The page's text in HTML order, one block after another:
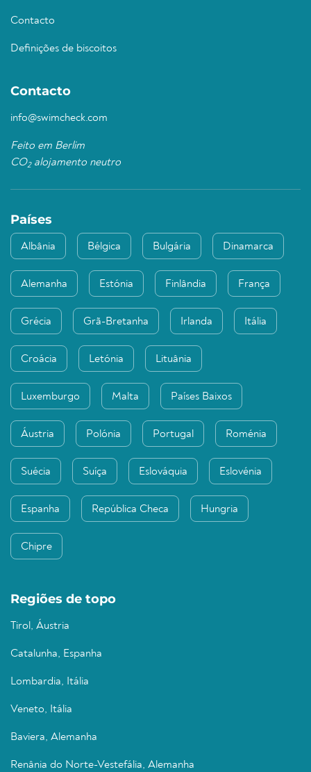
Contacto
Definições de biscoitos
Contacto
info@swimcheck.com
Feito em Berlim
CO2alojamento neutro
Países
Albânia Bélgica Bulgária Dinamarca
Alemanha Estónia Finlândia França
Grécia Grã-Bretanha Irlanda Itália
Croácia Letónia Lituânia
Luxemburgo Malta Países Baixos
Áustria Polónia Portugal Roménia
Suécia Suíça Eslováquia Eslovénia
Espanha República Checa Hungria
Chipre
Regiões de topo
Tirol, Áustria
Catalunha, Espanha
Lombardia, Itália
Veneto, Itália
Baviera, Alemanha
Renânia do Norte-Vestefália, Alemanha